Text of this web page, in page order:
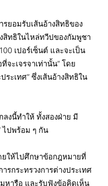
รยอมรับเส้นอ้างสิทธิของ
สิทธิในไหล่ทวีปของกัมพูชา
เปอร์เซ็นต์ และจะเป็น
จะเจรจาเท่านั้น” โดย
ะเทศ” ซึ่งเส้นอ้างสิทธิใน
ลงนี้ทำให้ ทั้งสองฝ่าย มี
ไปพร้อม ๆ กัน
ยให้ไปศึกษาข้อกฎหมายที่
รกระทรวงการต่างประเทศ
หารือ และรับฟังข้อคิดเห็น